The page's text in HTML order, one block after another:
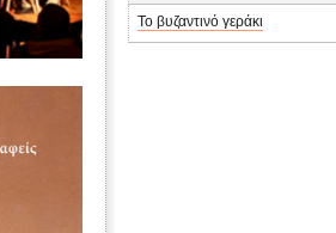
Το βυζαντινό γεράκι